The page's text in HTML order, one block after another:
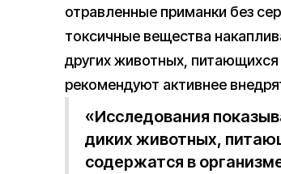
отравленные приманки без
токсичные вещества
других животных,
рекомендуют активнее
«Исследования
диких животных,
содержатся в